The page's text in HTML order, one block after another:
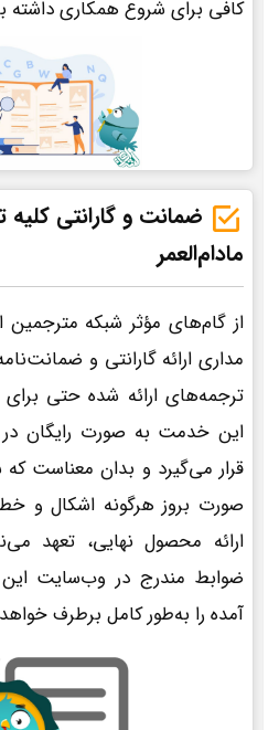
کافی برای شروع همکاری داشته
ضمانت و گارانتی
مادام‌العمر
از گام‌های مؤثر شبکه
مداری ارائه گارانتی و
ترجمه‌های ارائه شده حتی
این خدمت به صورت رایگان در
قرار می‌گیرد و بدان معناست
صورت بروز هرگونه اشکال و
ارائه محصول نهایی، تعهد
ضوابط مندرج در وب‌سایت
آمده را به‌طور کامل برطرف